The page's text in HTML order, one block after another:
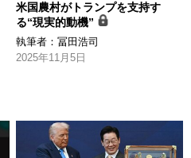
米国農村がトランプを支持す
る“現実的動機”
執筆者：冨田浩司
2025年11月5日